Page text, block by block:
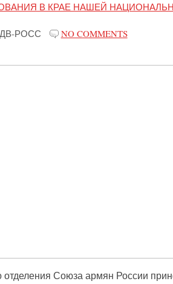
В КРАЕ НАШЕЙ
ДВ-РОСС NO COMMENTS
отделения Союза армян России